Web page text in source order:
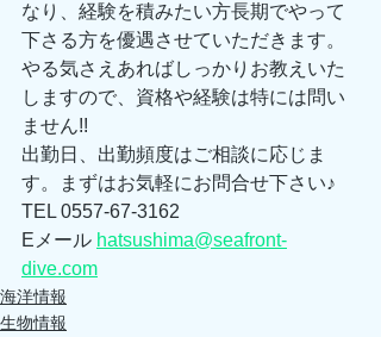
なり、経験を積みたい方長期でやって
下さる方を優遇させていただきます。
やる気さえあればしっかりお教えいた
しますので、資格や経験は特には問い
ません!!
出勤日、出勤頻度はご相談に応じま
す。まずはお気軽にお問合せ下さい♪
TEL 0557-67-3162
Eメール hatsushima@seafront-
dive.com
海洋情報
生物情報